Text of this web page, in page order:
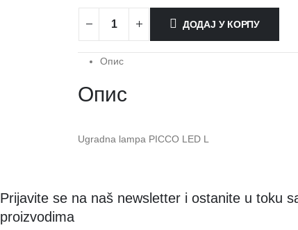
ДОДАЈ У КОРПУ
Опис
Опис
Ugradna lampa PICCO LED L
Prijavite se na naš newsletter i ostanite u toku
proizvodima